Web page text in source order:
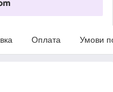
Оплата Умови